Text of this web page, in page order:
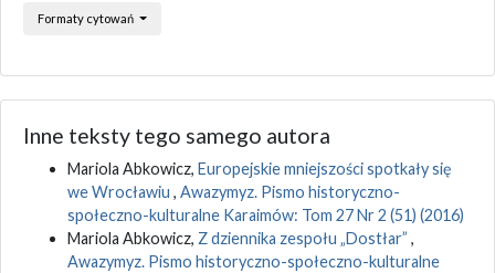
Formaty cytowań
Inne teksty tego samego autora
Mariola Abkowicz, Europejskie mniejszości spotkały się
we Wrocławiu , Awazymyz. Pismo historyczno-
społeczno-kulturalne Karaimów: Tom 27 Nr 2 (51) (2016)
Mariola Abkowicz, Z dziennika zespołu „Dostłar” ,
Awazymyz. Pismo historyczno-społeczno-kulturalne